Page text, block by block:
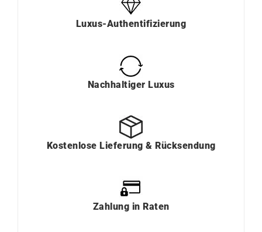
Luxus-Authentifizierung
Nachhaltiger Luxus
Kostenlose Lieferung & Rücksendung
Zahlung in Raten